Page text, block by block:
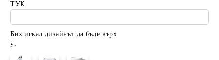
ТУК
Бих искал дизайнът да бъде върх
у: